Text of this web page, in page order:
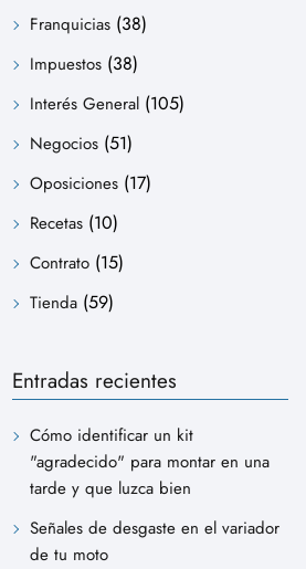
Franquicias(38)
Impuestos(38)
Interés General(105)
Negocios(51)
Oposiciones(17)
Recetas(10)
Contrato(15)
Tienda(59)
Entradas recientes
Cómo identificar un kit
"agradecido" para montar en una
tarde y que luzca bien
Señales de desgaste en el variador
de tu moto